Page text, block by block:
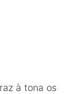
à tona os